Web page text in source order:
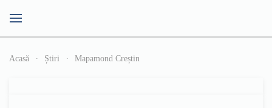
Acasă Știri Mapamond Creștin